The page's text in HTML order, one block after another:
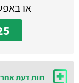
או
חוות דעת